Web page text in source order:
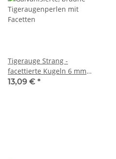
Tigerauge Strang -
facettierte Kugeln 6 mm
goldbraun, silber
13,09 € *